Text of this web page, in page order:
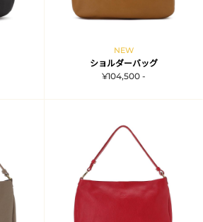
NEW
ショルダーバッグ
¥104,500 -